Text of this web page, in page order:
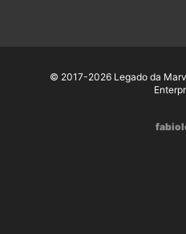
© 2017-2026 Legado da